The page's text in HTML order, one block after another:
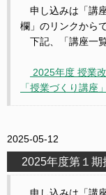
申し込みは「講
欄」のリンクからで
下記、「講座一
2025年度 授業
「授業づくり講座
2025-05-12
2025年度第１期
申し込みは「講